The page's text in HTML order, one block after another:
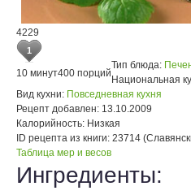
4229
1
10 минут400 порций
Тип блюда:
Национальная
Вид кухни: Повседневная кухня
Рецепт добавлен: 13.10.2009
Калорийность: Низкая
ID рецепта из книги: 23714
Таблица мер и весов
Ингредиенты: